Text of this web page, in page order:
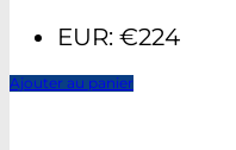
EUR: €224
Ajouter au panier